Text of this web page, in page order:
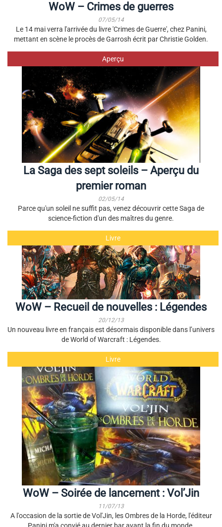
WoW – Crimes de guerres
07/05/14
Le 14 mai verra l'arrivée du livre 'Crimes de Guerre', chez Panini,
mettant en scène le procès de Garrosh écrit par Christie Golden.
Aperçu
La Saga des sept soleils – Aperçu du
premier roman
02/05/14
Parce qu'un soleil ne suffit pas, venez découvrir cette Saga de
science-fiction d'un des maîtres du genre.
Livre
WoW – Recueil de nouvelles : Légendes
20/12/13
Un nouveau livre en français est désormais disponible dans l’univers
de World of Warcraft : Légendes.
Livre
WoW – Soirée de lancement : Vol’Jin
11/07/13
A l'occasion de la sortie de Vol'Jin, les Ombres de la Horde, l'éditeur